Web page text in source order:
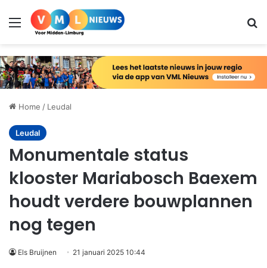
Menu
Home / Leudal
Leudal
Monumentale status
klooster Mariabosch Baexem
houdt verdere bouwplannen
nog tegen
Els Bruijnen 21 januari 2025 10:44